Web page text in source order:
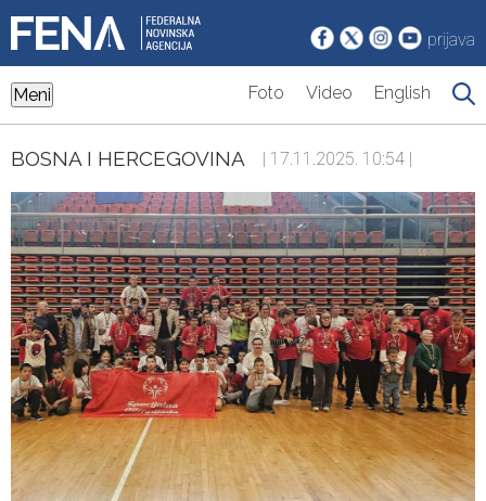
prijava
Meni Foto Video English
BOSNA I HERCEGOVINA | 17.11.2025. 10:54 |